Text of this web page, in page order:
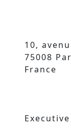
10,
75008
France